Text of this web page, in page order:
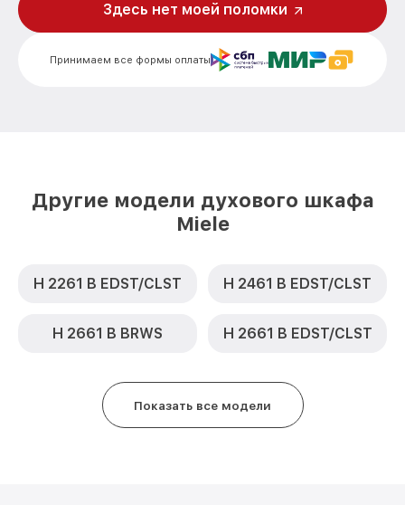
Замена шнура питания H 5240 BP W Miele
Замена термодатчика H 5240 BP W Miele от 900₽
Принимаем все формы оплаты
Здесь нет моей поломки
Другие модели духового шкафа
Miele
H 2261 B EDST/CLST H 2461 B EDST/CLST
H 2661 B BRWS H 2661 B EDST/CLST
Показать все модели